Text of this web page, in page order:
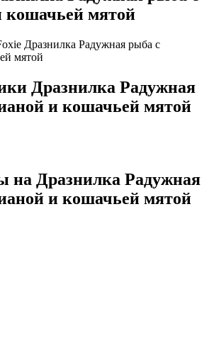
кошачьей мятой
Дразнилка Радужная рыба с
мятой
Дразнилка Радужная
и кошачьей мятой
на Дразнилка Радужная
и кошачьей мятой